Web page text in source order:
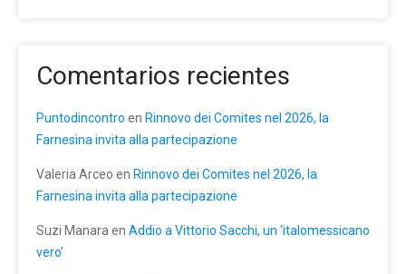
Comentarios recientes
Puntodincontro en Rinnovo dei Comites nel 2026, la
Farnesina invita alla partecipazione
Valeria Arceo en Rinnovo dei Comites nel 2026, la
Farnesina invita alla partecipazione
Suzi Manara en Addio a Vittorio Sacchi, un ‘italomessicano
vero’